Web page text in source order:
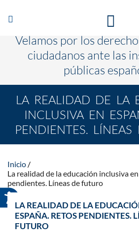
Abrir/Cerrar
navegación
TE ESCUCHAMOS PARA QUE
Velamos por los
ciudadanos ante las
públicas
LA REALIDAD DE LA
INCLUSIVA EN
PENDIENTES.
Inicio
La realidad de la educación inclusiva
pendientes. Líneas de futuro
LA REALIDAD DE LA
ESPAÑA. RETOS PENDIENTES.
FUTURO